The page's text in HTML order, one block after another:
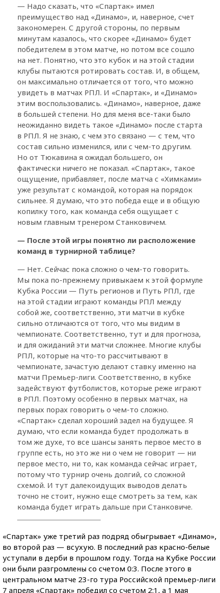
— Надо сказать, что «Спартак» имел
преимущество над «Динамо», и, наверное, счет
закономерен. С другой стороны, по первым
минутам казалось, что скорее «Динамо» будет
победителем в этом матче, но потом все сошло
на нет. Понятно, что это кубок и на этой стадии
клубы пытаются ротировать состав. И, в общем,
он максимально отличается от того, что можно
увидеть в матчах РПЛ. И «Спартак», и «Динамо»
этим воспользовались. «Динамо», наверное, даже
в большей степени. Но для меня все-таки было
неожиданно видеть такое «Динамо» после старта
в РПЛ. Я не знаю, с чем это связано — с тем, что
состав сильно изменился, или с чем-то другим.
Но от Тюкавина я ожидал большего, он
фактически ничего не показал. «Спартак», такое
ощущение, прибавляет, после матча с «Химками»
уже результат с командой, которая на порядок
сильнее. Я думаю, что это победа еще и в общую
копилку того, как команда себя ощущает с
новым главным тренером Станковичем.
— После этой игры понятно ли расположение
команд в турнирной таблице?
— Нет. Сейчас пока сложно о чем-то говорить.
Мы пока по-прежнему привыкаем к этой формуле
Кубка России — Путь регионов и Путь РПЛ, где
на этой стадии играют команды РПЛ между
собой же, соответственно, эти матчи в кубке
сильно отличаются от того, что мы видим в
чемпионате. Соответственно, тут и для прогноза,
и для ожиданий эти матчи сложнее. Многие клубы
РПЛ, которые на что-то рассчитывают в
чемпионате, зачастую делают ставку именно на
матчи Премьер-лиги. Соответственно, в кубке
задействуют футболистов, которые реже играют
в РПЛ. Поэтому особенно в первых матчах, на
первых порах говорить о чем-то сложно.
«Спартак» сделал хороший задел на будущее. Я
думаю, что если команда будет продолжать в
том же духе, то все шансы занять первое место в
группе есть, но это же ни о чем не говорит — ни
первое место, ни то, как команда сейчас играет,
потому что турнир очень долгий, со сложной
схемой. И тут далекоидущих выводов делать
точно не стоит, нужно еще смотреть за тем, как
команда будет играть дальше при Станковиче.
«Спартак» уже третий раз подряд обыгрывает «Динамо»,
во второй раз — всухую. В последний раз красно-белые
уступали в дерби в прошлом году. Тогда на Кубке России
они были разгромлены со счетом 0:3. После этого в
центральном матче 23-го тура Российской премьер-лиги
7 апреля «Спартак» победил со счетом 2:1, а 1 мая